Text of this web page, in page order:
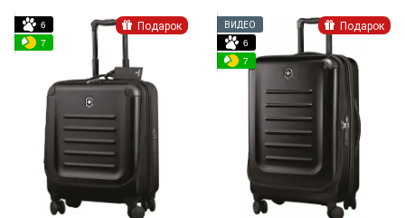
Подарок
6
7
Подарок
ВИДЕО
6
7